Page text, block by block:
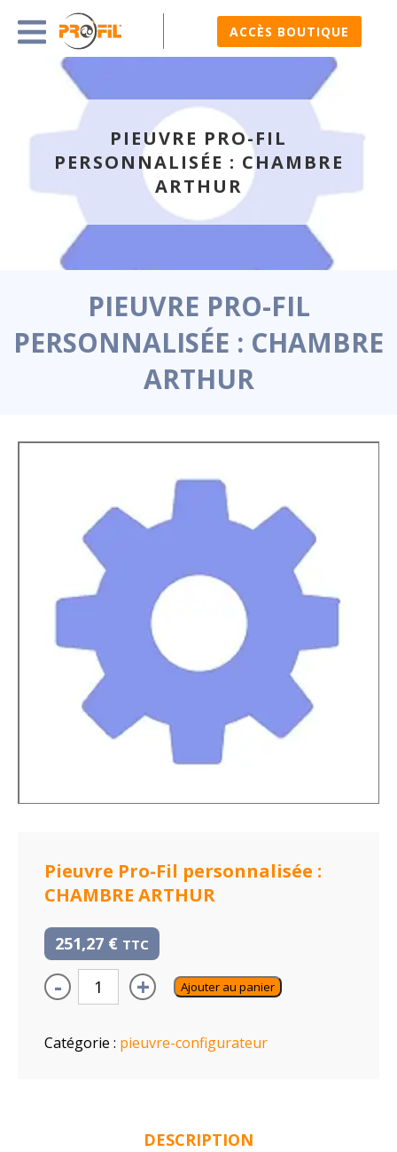
ACCÈS BOUTIQUE
PIEUVRE PRO-FIL
PERSONNALISÉE : CHAMBRE
ARTHUR
PIEUVRE PRO-FIL
PERSONNALISÉE : CHAMBRE
ARTHUR
Pieuvre Pro-Fil personnalisée :
CHAMBRE ARTHUR
251,27 € TTC
- + Ajouter au panier
Catégorie : pieuvre-configurateur
DESCRIPTION